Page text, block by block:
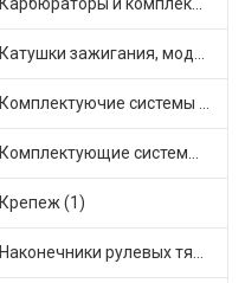
Карбюраторы и комплектующие (7)
Катушки зажигания, модули зажигания (1)
Комплектуючие системы стеклоочистителя (2)
Комплектующие системы питания (1)
Крепеж (1)
Наконечники рулевых тяг (5)